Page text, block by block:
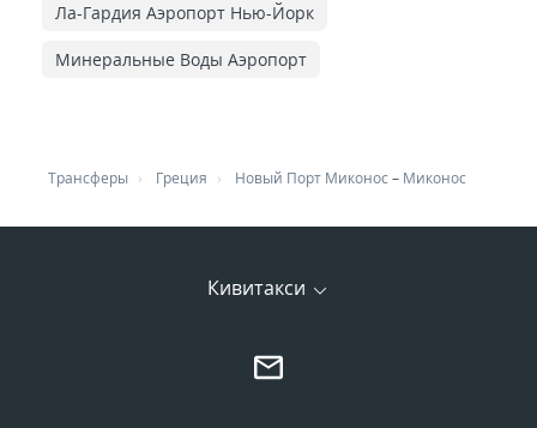
Ла-Гардия Аэропорт Нью-Йорк
Минеральные Воды Аэропорт
Трансферы Греция Новый Порт Миконос– Миконос
Кивитакси